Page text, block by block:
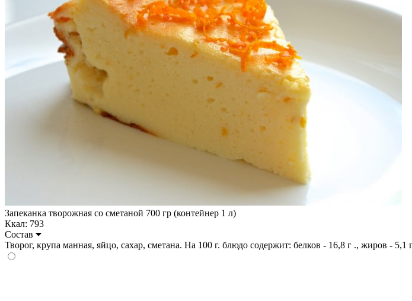
Запеканка творожная со сметаной 700 гр (контейнер 1 л)
Ккал: 793
Состав
Творог, крупа манная, яйцо, сахар, сметана. На 100 г. блюдо содержит: белков - 16,8 г ., жиров - 5,1